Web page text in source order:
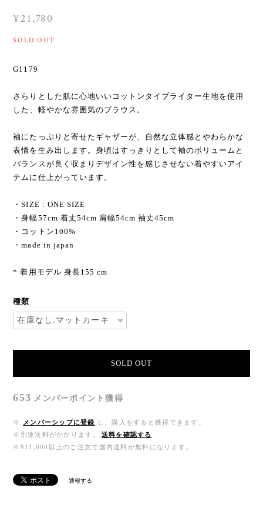
¥21,780
SOLD OUT
G1179
さらりとした肌に心地いいコットンタイプライター生地を使用
した、軽やかな雰囲気のブラウス。
袖にたっぷりと寄せたギャザーが、自然な立体感とやわらかな
表情を生み出します。身頃はすっきりとして袖のボリュームと
バランスが良く収まりデザイン性を感じさせない着やすいアイ
テムに仕上がっています。
・SIZE : ONE SIZE
・身幅57cm 着丈54cm 肩幅54cm 袖丈45cm
・コットン100%
・made in japan
* 着用モデル 身長155 cm
種類
SOLD OUT
653 メンバーポイント獲得
※ メンバーシップに登録
し、購入をすると獲得できます。
※別途送料がかかります。
送料を確認する
※¥11,000以上のご注文で国内送料が無料になります。
通報する